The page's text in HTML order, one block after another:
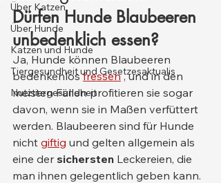
Über Katzen
Über Hunde
Katzen und Hunde
Tiergesundheit und Gesetzesaktualis
Nutztiergesundheit
Dürfen Hunde Blaubeeren
unbedenklich essen?
Ja, Hunde können Blaubeeren
bedenkenlos fressen , und in den
meisten Fällen profitieren sie sogar
davon, wenn sie in Maßen verfüttert
werden. Blaubeeren sind für Hunde
nicht giftig und gelten allgemein als
eine der sichersten Leckereien, die
man ihnen gelegentlich geben kann.